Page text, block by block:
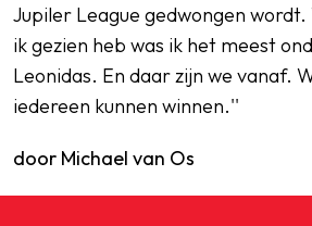
Jupiler League gedwongen wordt.
ik gezien heb was ik het meest
Leonidas. En daar zijn we vanaf.
iedereen kunnen winnen.''
door Michael van Os